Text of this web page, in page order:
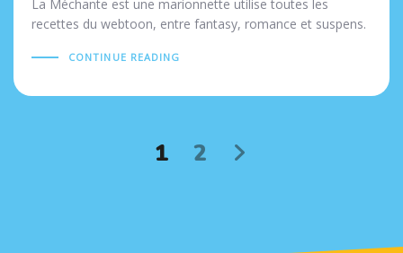
La Méchante est une marionnette utilise toutes les
recettes du webtoon, entre fantasy, romance et suspens.
CONTINUE READING
1 2